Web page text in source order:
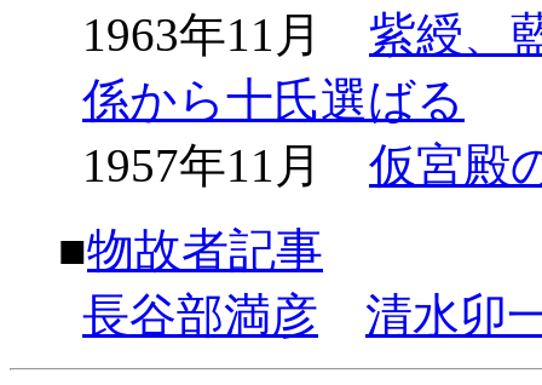
1963年11月 紫綬、
係から十氏選ばる
1957年11月 仮宮殿
■物故者記事
長谷部満彦
清水卯